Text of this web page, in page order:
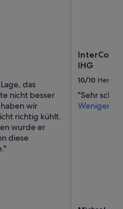
das
nicht besser
wir
richtig kühlt.
wurde er
diese
IHG
10/10
"Sehr
Weniger